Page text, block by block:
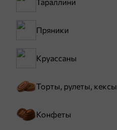
Пряники
Круассаны
Торты, рулеты, кексы
Конфеты